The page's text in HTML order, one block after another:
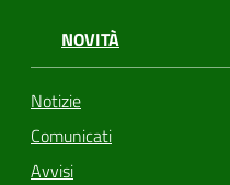
NOVITÀ
Notizie
Comunicati
Avvisi